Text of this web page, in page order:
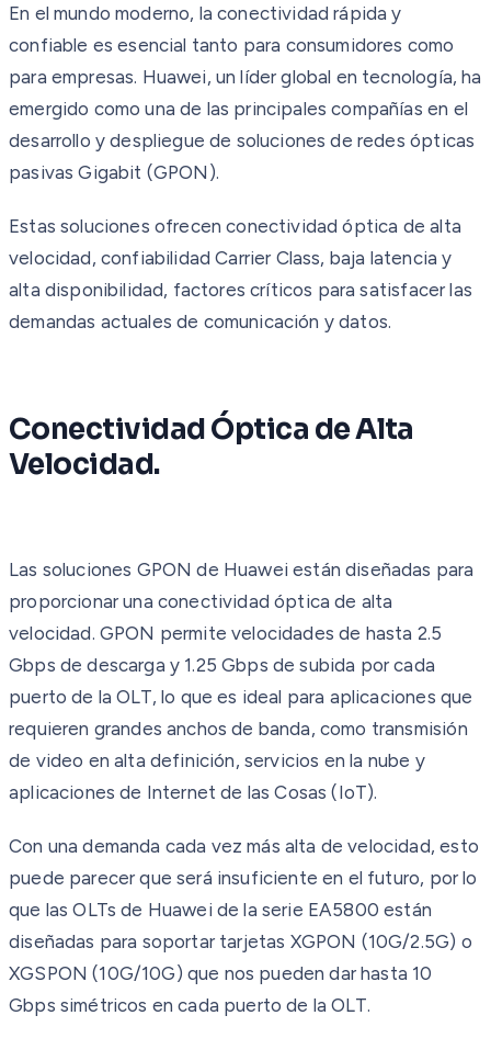
En el mundo moderno, la conectividad rápida y
confiable es esencial tanto para consumidores como
para empresas. Huawei, un líder global en tecnología, ha
emergido como una de las principales compañías en el
desarrollo y despliegue de soluciones de redes ópticas
pasivas Gigabit (GPON).
Estas soluciones ofrecen conectividad óptica de alta
velocidad, confiabilidad Carrier Class, baja latencia y
alta disponibilidad, factores críticos para satisfacer las
demandas actuales de comunicación y datos.
Conectividad Óptica de Alta
Velocidad.
Las soluciones GPON de Huawei están diseñadas para
proporcionar una conectividad óptica de alta
velocidad. GPON permite velocidades de hasta 2.5
Gbps de descarga y 1.25 Gbps de subida por cada
puerto de la OLT, lo que es ideal para aplicaciones que
requieren grandes anchos de banda, como transmisión
de video en alta definición, servicios en la nube y
aplicaciones de Internet de las Cosas (IoT).
Con una demanda cada vez más alta de velocidad, esto
puede parecer que será insuficiente en el futuro, por lo
que las OLTs de Huawei de la serie EA5800 están
diseñadas para soportar tarjetas XGPON (10G/2.5G) o
XGSPON (10G/10G) que nos pueden dar hasta 10
Gbps simétricos en cada puerto de la OLT.